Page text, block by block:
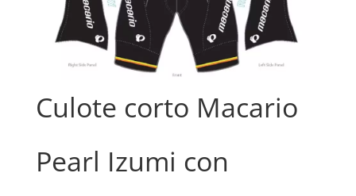
Culote corto Macario
Pearl Izumi con